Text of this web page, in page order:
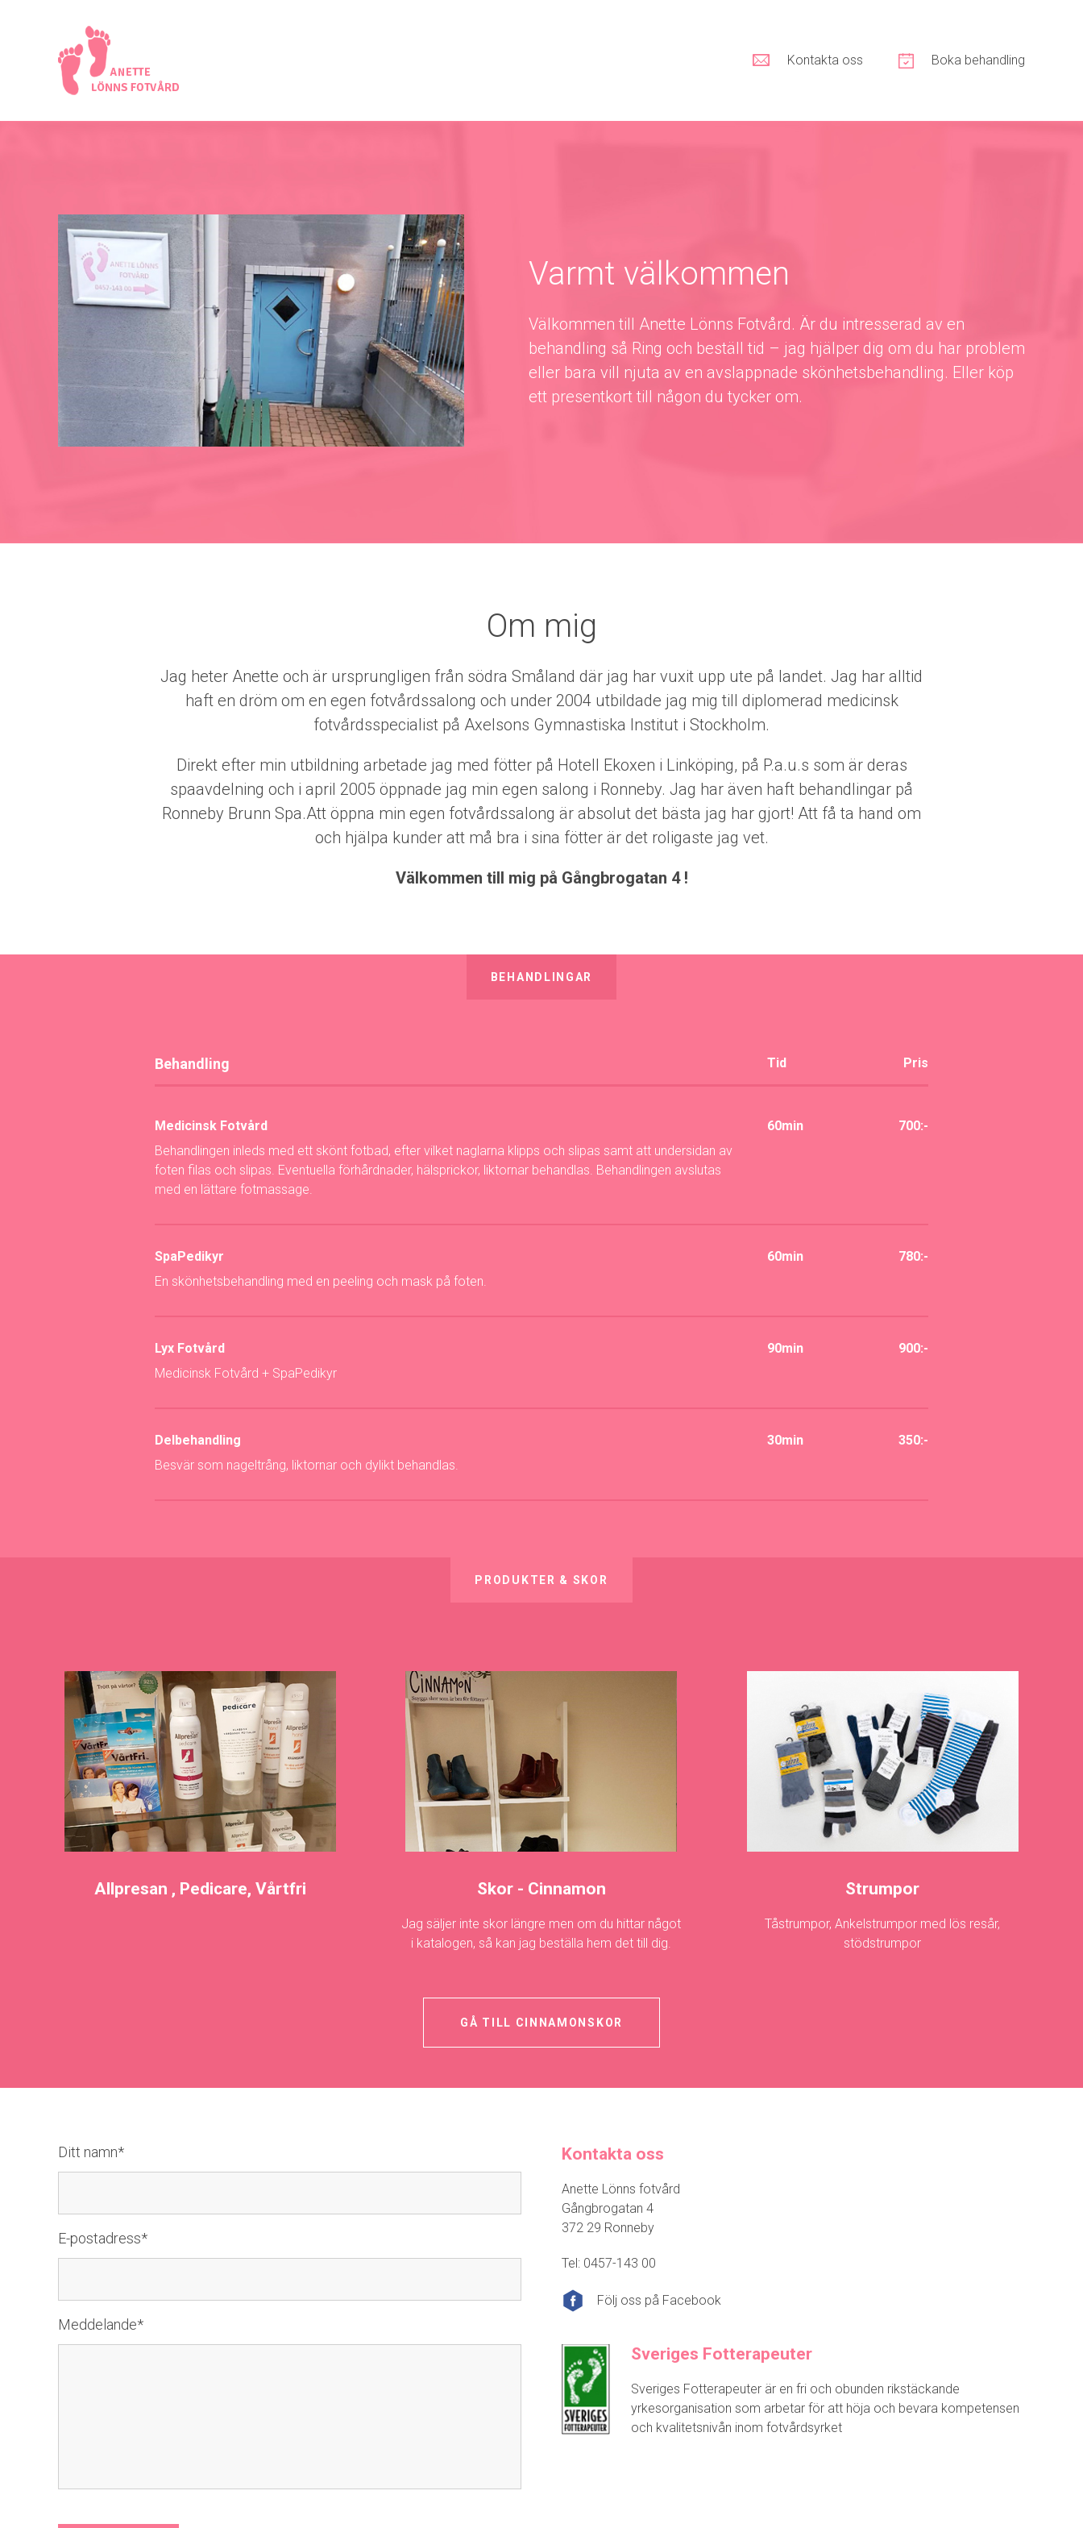
Kontakta oss Boka behandling
Varmt välkommen
Välkommen till Anette Lönns Fotvård. Är du intresserad av en
behandling så Ring och beställ tid – jag hjälper dig om du har problem
eller bara vill njuta av en avslappnade skönhetsbehandling. Eller köp
ett presentkort till någon du tycker om.
Om mig
Jag heter Anette och är ursprungligen från södra Småland där jag har vuxit upp ute på landet. Jag har alltid
haft en dröm om en egen fotvårdssalong och under 2004 utbildade jag mig till diplomerad medicinsk
fotvårdsspecialist på Axelsons Gymnastiska Institut i Stockholm.
Direkt efter min utbildning arbetade jag med fötter på Hotell Ekoxen i Linköping, på P.a.u.s som är deras
spaavdelning och i april 2005 öppnade jag min egen salong i Ronneby. Jag har även haft behandlingar på
Ronneby Brunn Spa.Att öppna min egen fotvårdssalong är absolut det bästa jag har gjort! Att få ta hand om
och hjälpa kunder att må bra i sina fötter är det roligaste jag vet.
Välkommen till mig på Gångbrogatan 4 !
BEHANDLINGAR
Behandling Tid Pris
Medicinsk Fotvård
Behandlingen inleds med ett skönt fotbad, efter vilket naglarna klipps och slipas samt att undersidan av
foten filas och slipas. Eventuella förhårdnader, hälsprickor, liktornar behandlas. Behandlingen avslutas
med en lättare fotmassage.
60min 700:-
SpaPedikyr
En skönhetsbehandling med en peeling och mask på foten.
60min 780:-
Lyx Fotvård
Medicinsk Fotvård + SpaPedikyr
90min 900:-
Delbehandling
Besvär som nageltrång, liktornar och dylikt behandlas.
30min 350:-
PRODUKTER & SKOR
Allpresan , Pedicare, Vårtfri Skor - Cinnamon
Jag säljer inte skor längre men om du hittar något
i katalogen, så kan jag beställa hem det till dig.
Strumpor
Tåstrumpor, Ankelstrumpor med lös resår,
stödstrumpor
GÅ TILL CINNAMONSKOR
Ditt namn*
E-postadress*
Meddelande*
Kontakta oss
Anette Lönns fotvård
Gångbrogatan 4
372 29 Ronneby
Tel: 0457-143 00
Följ oss på Facebook
Sveriges Fotterapeuter
Sveriges Fotterapeuter är en fri och obunden rikstäckande
yrkesorganisation som arbetar för att höja och bevara kompetensen
och kvalitetsnivån inom fotvårdsyrket